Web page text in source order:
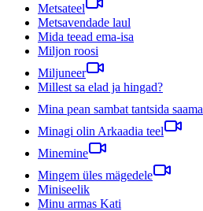
Metsateel
Metsavendade laul
Mida teead ema-isa
Miljon roosi
Miljuneer
Millest sa elad ja hingad?
Mina pean sambat tantsida saama
Minagi olin Arkaadia teel
Minemine
Mingem üles mägedele
Miniseelik
Minu armas Kati